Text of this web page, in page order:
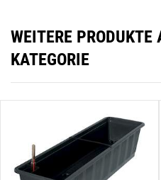
WEITERE PRODUKTE
KATEGORIE